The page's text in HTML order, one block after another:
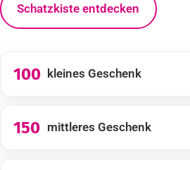
Schatzkiste entdecken
100 kleines Geschenk
150 mittleres Geschenk